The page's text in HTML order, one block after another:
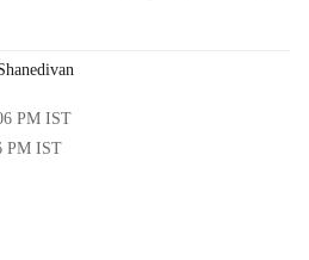
PM IST
PM IST